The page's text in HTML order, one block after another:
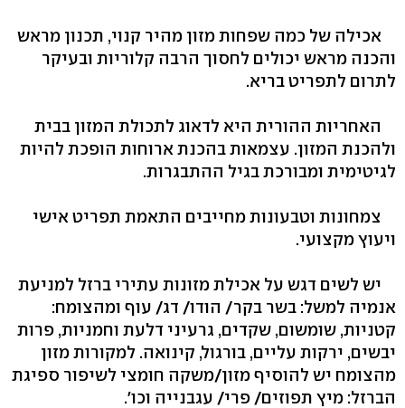
אכילה של כמה שפחות מזון מהיר קנוי, תכנון מראש
והכנה מראש יכולים לחסוך הרבה קלוריות ובעיקר
לתרום לתפריט בריא.
האחריות ההורית היא לדאוג לתכולת המזון בבית
ולהכנת המזון. עצמאות בהכנת ארוחות הופכת להיות
לגיטימית ומבורכת בגיל ההתבגרות.
צמחונות וטבעונות מחייבים התאמת תפריט אישי
ויעוץ מקצועי.
יש לשים דגש על אכילת מזונות עתירי ברזל למניעת
אנמיה למשל: בשר בקר/ הודו/ דג/ עוף ומהצומח:
קטניות, שומשום, שקדים, גרעיני דלעת וחמניות, פרות
יבשים, ירקות עליים, בורגול, קינואה. למקורות מזון
מהצומח יש להוסיף מזון/משקה חומצי לשיפור ספיגת
הברזל: מיץ תפוזים/ פרי/ עגבנייה וכו'.